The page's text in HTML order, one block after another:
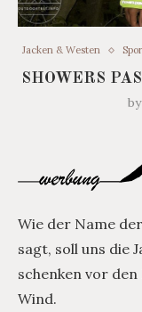
Jacken & Westen
SHOWERS
by
Wie der Name der
sagt, soll uns die
schenken vor
Wind.